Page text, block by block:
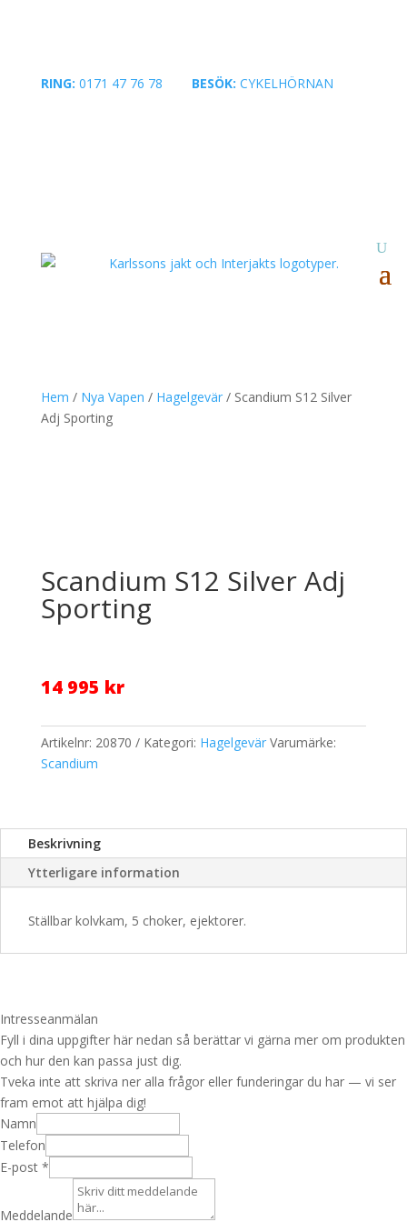
RING: 0171 47 76 78 BESÖK: CYKELHÖRNAN
Hem / Nya Vapen / Hagelgevär/ Scandium S12 Silver
Adj Sporting
Scandium S12 Silver Adj
Sporting
14 995 kr
Artikelnr: 20870 Kategori: Hagelgevär Varumärke:
Scandium
Beskrivning
Ytterligare information
Ställbar kolvkam, 5 choker, ejektorer.
Intresseanmälan
Fyll i dina uppgifter här nedan så berättar vi gärna mer om produkten
och hur den kan passa just dig.
Tveka inte att skriva ner alla frågor eller funderingar du har — vi ser
fram emot att hjälpa dig!
Namn
Telefon
E-post *
aMeddelande